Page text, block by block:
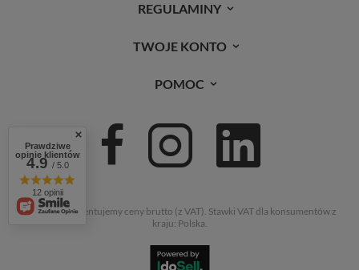
REGULAMINY
TWOJE KONTO
POMOC
W sklepie prezentujemy ceny brutto (z VAT). Stawki VAT dla konsumentów z
kraju: Polska.
Prawdziwe
opinie klientów
4.9/ 5.0
12 opinii